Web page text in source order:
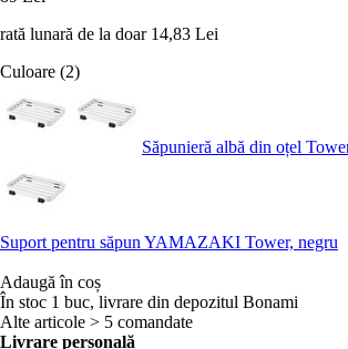
rată lunară de la doar 14,83 Lei
Culoare (2)
Săpunieră albă din oțel
Suport pentru săpun YAMAZAKI Tower, negru
Adaugă în coș
În stoc 1 buc, livrare din depozitul Bonami
Alte articole > 5 comandate
Livrare personală